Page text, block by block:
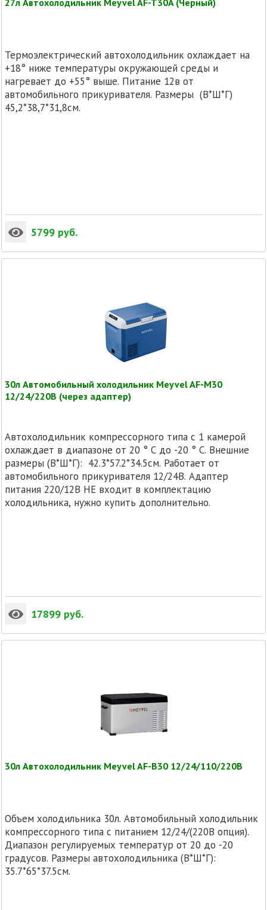
27л Автохолодильник Meyvel AF-T30A (Черный)
Термоэлектрический автохолодильник охлаждает на
+18° ниже температуры окружающей среды и
нагревает до +55° выше. Питание 12в от
автомобильного прикуривателя. Размеры (В*Ш*Г)
45,2*38,7*31,8см.
5799 руб.
30л Автомобильный холодильник Meyvel AF-M30
12/24/220В (через адаптер)
Автохолодильник компрессорного типа с 1 камерой
охлаждает в диапазоне от 20 ° C до -20 ° C. Внешние
размеры (В*Ш*Г): 42.3*57.2*34.5см. Работает от
автомобильного прикуривателя 12/24В. Адаптер
питания 220/12В НЕ входит в комплектацию
холодильника, нужно купить дополнительно.
17899 руб.
30л Автохолодильник Meyvel AF-B30 12/24/110/220В
Объем холодильника 30л. Автомобильный холодильник
компрессорного типа с питанием 12/24/(220В опция).
Диапазон регулируемых температур от 20 до -20
градусов. Размеры автохолодильника (В*Ш*Г):
35.7*65*37.5см.